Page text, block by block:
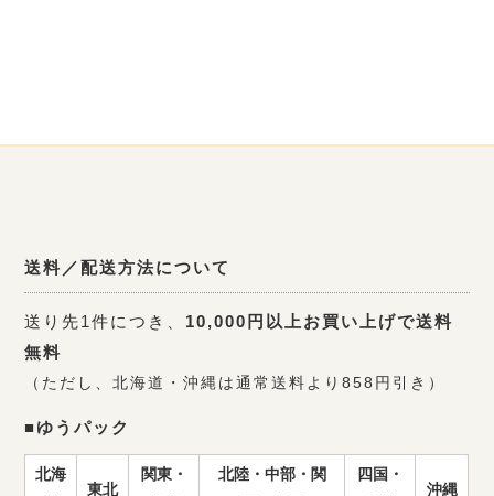
送料／配送方法について
送り先1件につき、 10,000円以上お買い上げで送料
無料
（ただし、北海道・沖縄は通常送料より858円引き）
■ゆうパック
北海
東北
関東・
北陸・中部・関
四国・
沖縄